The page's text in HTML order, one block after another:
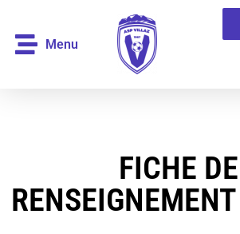
Menu
FICHE DE